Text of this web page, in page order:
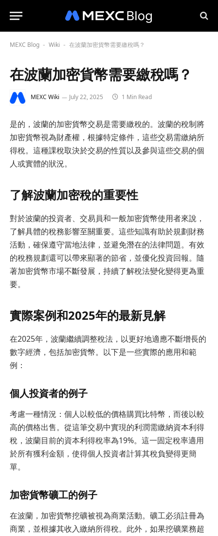
MEXC Blog - Wiki - 在波蘭加密貨幣需要繳稅嗎？
在波蘭加密貨幣需要繳稅嗎？
MEXC Wiki July 22, 2025 1 Min Read
是的，波蘭的加密貨幣交易是需要繳稅的。波蘭的稅制將
加密貨幣視為財產權，根據特定條件，這些交易需繳納所
得稅。這種課稅取決於交易的性質以及參與這些交易的個
人或實體的狀況。
了解波蘭加密稅的重要性
對於波蘭的投資者、交易員和一般加密貨幣使用者來說，
了解具體的稅務影響至關重要。這些知識有助於規劃財務
活動，確保遵守當地法律，並避免潛在的法律問題。有效
的稅務規劃還可以帶來顯著的節省，並優化投資回報。隨
著加密貨幣市場不斷發展，持續了解稅法變化變得更為重
要。
實際案例和2025年的最新見解
在2025年，波蘭繼續調整稅法，以更好地適應不斷增長的
數字經濟，包括加密貨幣。以下是一些實際的應用和範
例：
個人投資者的例子
考慮一種情況：個人以較低的價格購買比特幣，而後以較
高的價格出售。從這筆交易中實現的利潤需繳納資本利得
稅，波蘭目前的資本利得稅率為19%。這一固定稅率適用
於所有獲利金額，使得個人投資者計算其稅負變得更簡
單。
加密貨幣礦工的例子
在波蘭，加密貨幣挖礦被視為商業活動。礦工必須註冊為
商業，並根據其收入繳納所得稅。此外，如果挖礦業務超